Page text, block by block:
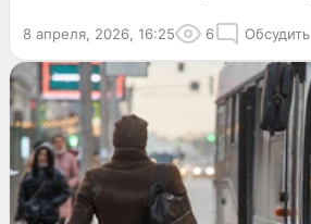
8 апреля, 2026, 16:25 6 Обсудить